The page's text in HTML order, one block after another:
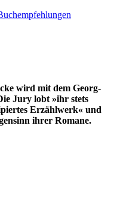
wird mit dem Georg-
Jury lobt »ihr stets
Erzählwerk« und
ihrer Romane.